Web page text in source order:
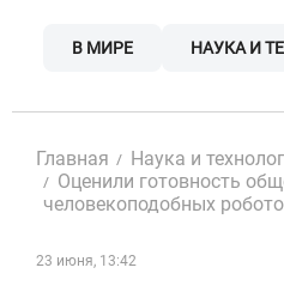
В МИРЕ НАУКА И
Главная
Наука и
Оценили готовность
человекоподобных
23 июня, 13:42